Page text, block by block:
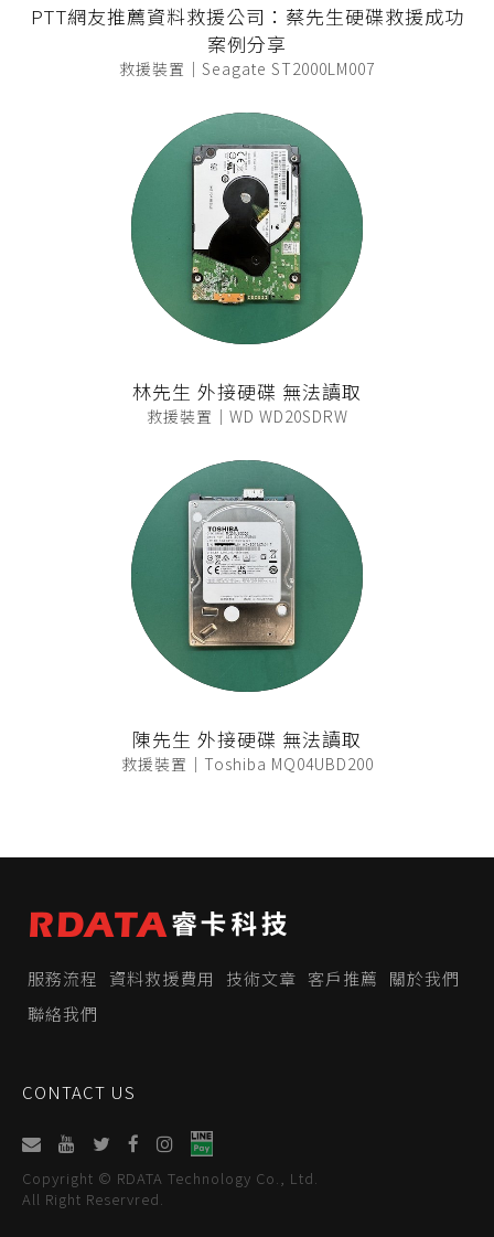
PTT網友推薦資料救援公司：蔡先生硬碟救援成功
案例分享
救援裝置｜Seagate ST2000LM007
林先生 外接硬碟 無法讀取
救援裝置｜WD WD20SDRW
陳先生 外接硬碟 無法讀取
救援裝置｜Toshiba MQ04UBD200
服務流程 資料救援費用 技術文章 客戶推薦
關於我們
聯絡我們
CONTACT US
Copyright © RDATA Technology Co., Ltd.
All Right Reservred.